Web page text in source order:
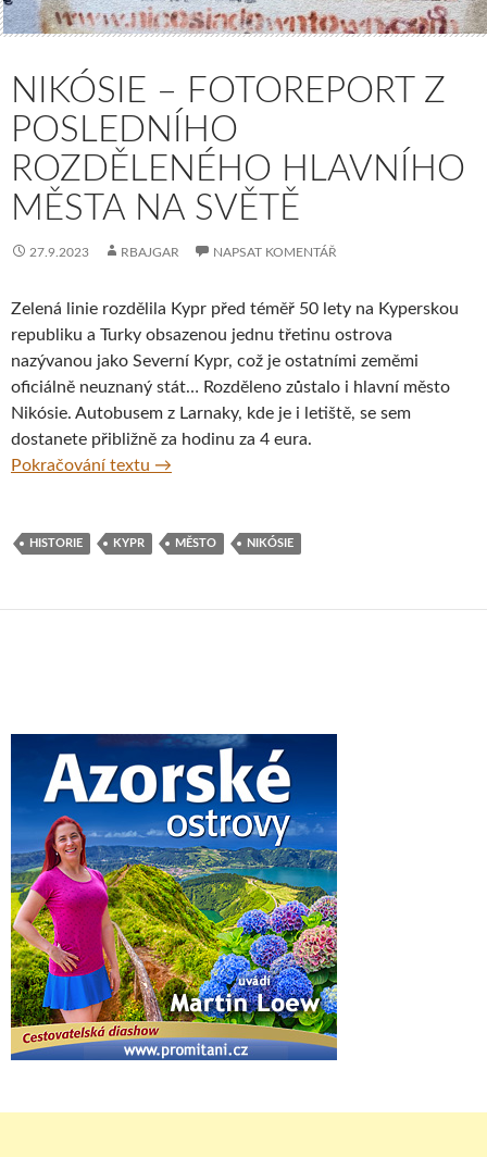
NIKÓSIE – FOTOREPORT Z
POSLEDNÍHO
ROZDĚLENÉHO HLAVNÍHO
MĚSTA NA SVĚTĚ
27.9.2023 RBAJGAR NAPSAT KOMENTÁŘ
Zelená linie rozdělila Kypr před téměř 50 lety na Kyperskou
republiku a Turky obsazenou jednu třetinu ostrova
nazývanou jako Severní Kypr, což je ostatními zeměmi
oficiálně neuznaný stát… Rozděleno zůstalo i hlavní město
Nikósie. Autobusem z Larnaky, kde je i letiště, se sem
dostanete přibližně za hodinu za 4 eura.
Pokračování textu Nikósie – fotoreport z posledního
→
HISTORIE KYPR MĚSTO NIKÓSIE